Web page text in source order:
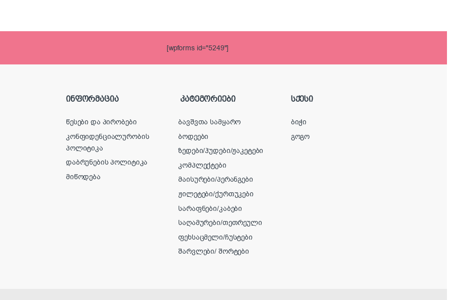
[wpforms id="5249"]
ინფორმაცია
წესები და პირობები
კონფიდენციალურობის
პოლიტიკა
დაბრუნების პოლიტიკა
მიწოდება
კატეგორიები
ბავშვთა სამყარო
ბოდეები
ზედები/ჰუდები/ჟაკეტები
კომპლექტები
მაისურები/პერანგები
ჟილეტები/ქურთუკები
სარაფნები/კაბები
საღამურები/თეთრეული
ფეხსაცმელი/ჩუსტები
შარვლები/ შორტები
სქესი
ბიჭი
გოგო